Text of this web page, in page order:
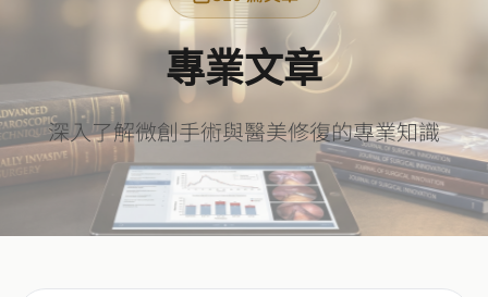
專業文章
深入了解微創手術與醫美修復的專業知識